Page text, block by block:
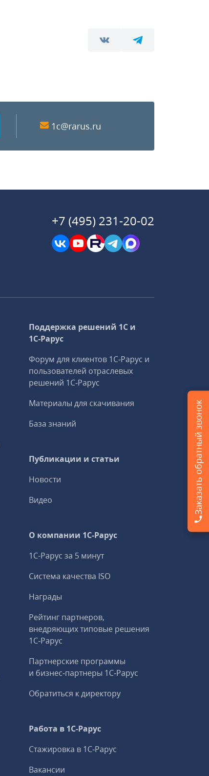
1c@rarus.ru
+7 (495) 231-20-02
Поддержка решений 1С и
1С‑Рарус
Форум для клиентов 1С‑Рарус и
пользователей отраслевых
решений 1С‑Рарус
Материалы для скачивания
База знаний
Публикации и статьи
Новости
Видео
О компании 1C-Рарус
1С-Рарус за 5 минут
Система качества ISO
Награды
Рейтинг партнеров,
внедряющих типовые решения
1С‑Рарус
Партнерские программы
и бизнес‑партнеры 1С‑Рарус
Обратиться к директору
Работа в 1С‑Рарус
Стажировка в 1С‑Рарус
Вакансии
Заказать обратный звонок